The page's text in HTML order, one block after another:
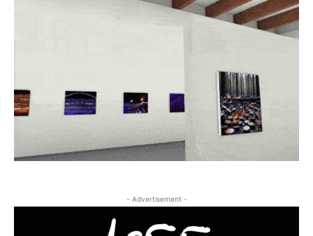
- Advertisement -